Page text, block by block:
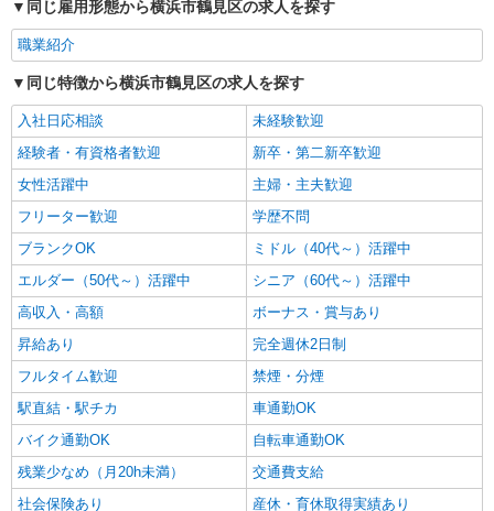
時給1,550円〜1,750円 ◆無資格・経験者：時
給1,550円〜 ◆初任者研修・未経験：時給1,550
給与幅は経験・能力による ★週払いOK（規定あ
り）
神奈川県横浜市鶴見区 【最寄駅】弁天橋駅 ★
勤務地は3000ヶ所以上★ 自宅から通いやすいエリ
アなど、お好きな勤務地をお選び下さい！！
詳細を見る
同じ雇用形態から横浜市鶴見区の求人を探す
職業紹介
同じ特徴から横浜市鶴見区の求人を探す
入社日応相談
未経験歓迎
経験者・有資格者歓迎
新卒・第二新卒歓迎
女性活躍中
主婦・主夫歓迎
フリーター歓迎
学歴不問
ブランクOK
ミドル（40代～）活躍中
エルダー（50代～）活躍中
シニア（60代～）活躍中
高収入・高額
ボーナス・賞与あり
昇給あり
完全週休2日制
フルタイム歓迎
禁煙・分煙
駅直結・駅チカ
車通勤OK
バイク通勤OK
自転車通勤OK
残業少なめ（月20h未満）
交通費支給
社会保険あり
産休・育休取得実績あり